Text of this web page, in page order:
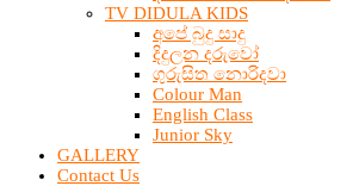
TV DIDULA KIDS
අපේ බුදු සාදු
දිදුලන දරුවෝ
ගුරුසිත නොරිදවා
Colour Man
English Class
Junior Sky
GALLERY
Contact Us